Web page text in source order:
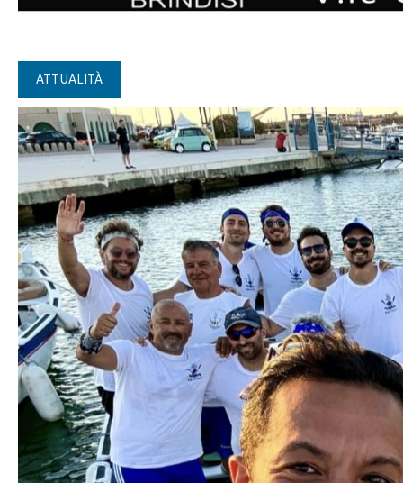
ATTUALITÀ